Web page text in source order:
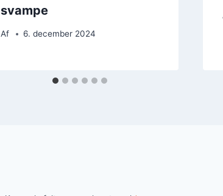
svampe
Af 6. december 2024